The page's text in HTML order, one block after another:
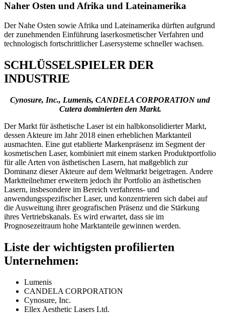
Naher Osten und Afrika und Lateinamerika
Der Nahe Osten sowie Afrika und Lateinamerika dürften aufgrund
der zunehmenden Einführung laserkosmetischer Verfahren und
technologisch fortschrittlicher Lasersysteme schneller wachsen.
SCHLÜSSELSPIELER DER
INDUSTRIE
Cynosure, Inc., Lumenis, CANDELA CORPORATION und
Cutera dominierten den Markt.
Der Markt für ästhetische Laser ist ein halbkonsolidierter Markt,
dessen Akteure im Jahr 2018 einen erheblichen Marktanteil
ausmachten. Eine gut etablierte Markenpräsenz im Segment der
kosmetischen Laser, kombiniert mit einem starken Produktportfolio
für alle Arten von ästhetischen Lasern, hat maßgeblich zur
Dominanz dieser Akteure auf dem Weltmarkt beigetragen. Andere
Marktteilnehmer erweitern jedoch ihr Portfolio an ästhetischen
Lasern, insbesondere im Bereich verfahrens- und
anwendungsspezifischer Laser, und konzentrieren sich dabei auf
die Ausweitung ihrer geografischen Präsenz und die Stärkung
ihres Vertriebskanals. Es wird erwartet, dass sie im
Prognosezeitraum hohe Marktanteile gewinnen werden.
Liste der wichtigsten profilierten
Unternehmen:
Lumenis
CANDELA CORPORATION
Cynosure, Inc.
Ellex Aesthetic Lasers Ltd.